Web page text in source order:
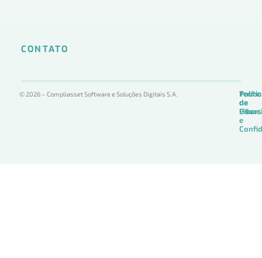
CONTATO
© 2026 – Compliasset Software e Soluções Digitais S.A.
de
Uso
de
de
e